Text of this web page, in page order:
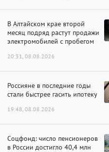
В Алтайском крае второй
месяц подряд растут продажи
электромобилей с пробегом
20:31, 08.08.2026
Россияне в последние годы
стали быстрее гасить ипотеку
19:48, 08.08.2026
Соцфонд: число пенсионеров
в России достигло 40,4 млн